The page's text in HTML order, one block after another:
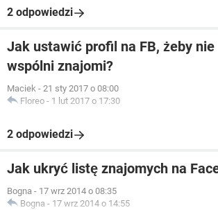
2 odpowiedzi
Jak ustawić profil na FB, żeby
wspólni znajomi?
Maciek - 21 sty 2017 o 08:00
Floreo - 1 lut 2017 o 17:30
2 odpowiedzi
Jak ukryć listę znajomych na
Bogna - 17 wrz 2014 o 08:35
Bogna - 17 wrz 2014 o 14:55